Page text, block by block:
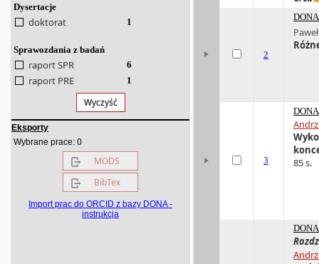
Dysertacje
doktorat 1
Sprawozdania z badań
raport SPR 6
raport PRE 1
Wyczyść
Eksporty
Wybrane prace: 0
MODS
BibTex
Import prac do ORCID z bazy DONA -
instrukcja
2
3
85 s.